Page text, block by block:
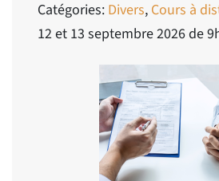
Catégories: Divers, Cours à
12 et 13 septembre 2026 de